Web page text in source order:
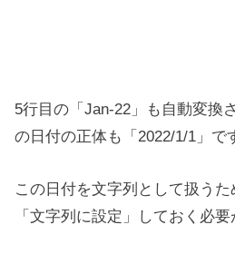
5行目の「Jan-22」も自動変換
の日付の正体も「2022/1/1」で
この日付を文字列として扱う
「文字列に設定」しておく必